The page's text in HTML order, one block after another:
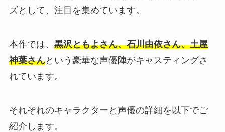
ズとして、注目を集めています。
本作では、 黒沢ともよさん、石川由依さん、土屋
神葉さんという豪華な声優陣がキャスティングさ
れています。
それぞれのキャラクターと声優の詳細を以下でご
紹介します。